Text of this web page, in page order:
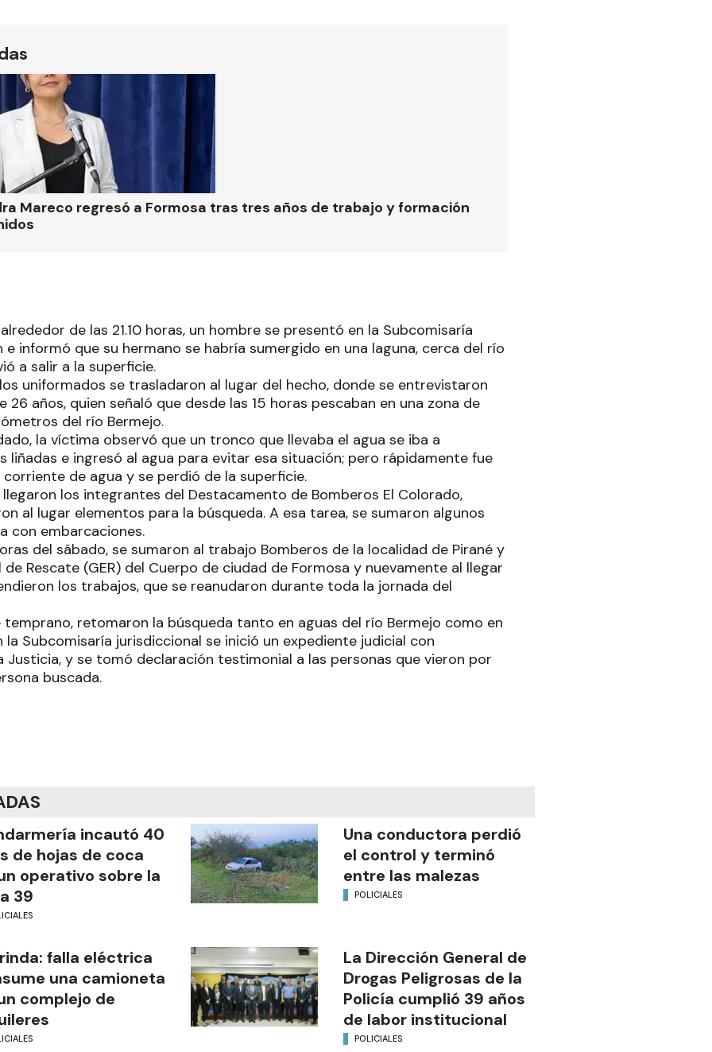
Mareco regresó a Formosa tras tres años de trabajo y formación
de las 21.10 horas, un hombre se presentó en la Subcomisaría
e informó que su hermano se habría sumergido en una laguna, cerca del río
a salir a la superficie.
uniformados se trasladaron al lugar del hecho, donde se entrevistaron
26 años, quien señaló que desde las 15 horas pescaban en una zona de
del río Bermejo.
la víctima observó que un tronco que llevaba el agua se iba a
liñadas e ingresó al agua para evitar esa situación; pero rápidamente fue
de agua y se perdió de la superficie.
los integrantes del Destacamento de Bomberos El Colorado,
al lugar elementos para la búsqueda. A esa tarea, se sumaron algunos
con embarcaciones.
del sábado, se sumaron al trabajo Bomberos de la localidad de Pirané y
Rescate (GER) del Cuerpo de ciudad de Formosa y nuevamente al llegar
los trabajos, que se reanudaron durante toda la jornada del
temprano, retomaron la búsqueda tanto en aguas del río Bermejo como en
la Subcomisaría jurisdiccional se inició un expediente judicial con
Justicia, y se tomó declaración testimonial a las personas que vieron por
buscada.
incautó 40
de hojas de coca
operativo sobre la
39
Una conductora perdió
el control y terminó
entre las malezas
POLICIALES
falla eléctrica
una camioneta
complejo de
La Dirección General de
Drogas Peligrosas de la
Policía cumplió 39 años
de labor institucional
POLICIALES